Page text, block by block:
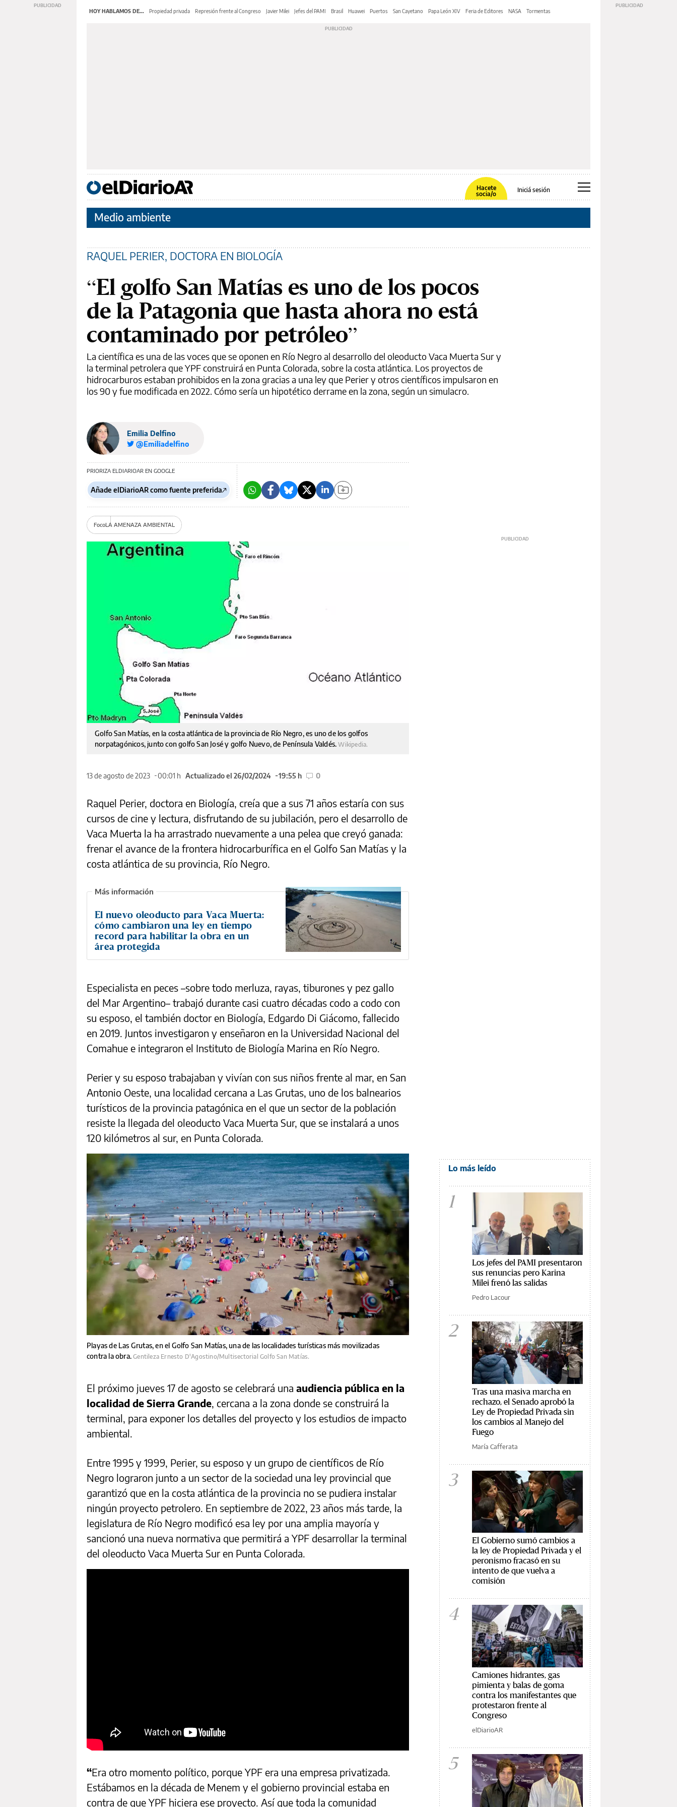
HOY HABLAMOS DE... Propiedad privada Represión frente al Congreso Javier Milei Jefes del PAMI Brasil Huawei Puertos San Cayetano Papa León XIV Feria de Editores NASA Tormentas
Hacete
socia/o
Iniciá sesión
Medio ambiente
RAQUEL PERIER, DOCTORA EN BIOLOGÍA
“El golfo San Matías es uno de los pocos
de la Patagonia que hasta ahora no está
contaminado por petróleo”
La científica es una de las voces que se oponen en Río Negro al desarrollo del oleoducto Vaca Muerta Sur y
la terminal petrolera que YPF construirá en Punta Colorada, sobre la costa atlántica. Los proyectos de
hidrocarburos estaban prohibidos en la zona gracias a una ley que Perier y otros científicos impulsaron en
los 90 y fue modificada en 2022. Cómo sería un hipotético derrame en la zona, según un simulacro.
Emilia Delfino
@Emiliadelfino
PRIORIZA ELDIARIOAR EN GOOGLE
Añade elDiarioAR como fuente preferida
FocoLA AMENAZA AMBIENTAL
Golfo San Matías, en la costa atlántica de la provincia de Río Negro, es uno de los golfos
norpatagónicos, junto con golfo San José y golfo Nuevo, de Península Valdés.Wikipedia.
13 de agosto de 2023 00:01 h Actualizado el 26/02/2024 19:55 h 0
Raquel Perier, doctora en Biología, creía que a sus 71 años estaría con sus
cursos de cine y lectura, disfrutando de su jubilación, pero el desarrollo de
Vaca Muerta la ha arrastrado nuevamente a una pelea que creyó ganada:
frenar el avance de la frontera hidrocarburífica en el Golfo San Matías y la
costa atlántica de su provincia, Río Negro.
El nuevo oleoducto para Vaca Muerta:
cómo cambiaron una ley en tiempo
record para habilitar la obra en un
área protegida
Especialista en peces –sobre todo merluza, rayas, tiburones y pez gallo
del Mar Argentino– trabajó durante casi cuatro décadas codo a codo con
su esposo, el también doctor en Biología, Edgardo Di Giácomo, fallecido
en 2019. Juntos investigaron y enseñaron en la Universidad Nacional del
Comahue e integraron el Instituto de Biología Marina en Río Negro.
Perier y su esposo trabajaban y vivían con sus niños frente al mar, en San
Antonio Oeste, una localidad cercana a Las Grutas, uno de los balnearios
turísticos de la provincia patagónica en el que un sector de la población
resiste la llegada del oleoducto Vaca Muerta Sur, que se instalará a unos
120 kilómetros al sur, en Punta Colorada.
Playas de Las Grutas, en el Golfo San Matías, una de las localidades turísticas más movilizadas
contra la obra.Gentileza Ernesto D'Agostino/Multisectorial Golfo San Matías.
El próximo jueves 17 de agosto se celebrará una audiencia pública en la
localidad de Sierra Grande, cercana a la zona donde se construirá la
terminal, para exponer los detalles del proyecto y los estudios de impacto
ambiental.
Entre 1995 y 1999, Perier, su esposo y un grupo de científicos de Río
Negro lograron junto a un sector de la sociedad una ley provincial que
garantizó que en la costa atlántica de la provincia no se pudiera instalar
ningún proyecto petrolero. En septiembre de 2022, 23 años más tarde, la
legislatura de Río Negro modificó esa ley por una amplia mayoría y
sancionó una nueva normativa que permitirá a YPF desarrollar la terminal
del oleoducto Vaca Muerta Sur en Punta Colorada.
“Era otro momento político, porque YPF era una empresa privatizada.
Estábamos en la década de Menem y el gobierno provincial estaba en
contra de que YPF hiciera ese proyecto. Así que toda la comunidad
Lo más leído
1
Los jefes del PAMI presentaron
sus renuncias pero Karina
Milei frenó las salidas
Pedro Lacour
2
Tras una masiva marcha en
rechazo, el Senado aprobó la
Ley de Propiedad Privada sin
los cambios al Manejo del
Fuego
María Cafferata
3
El Gobierno sumó cambios a
la ley de Propiedad Privada y el
peronismo fracasó en su
intento de que vuelva a
comisión
4
Camiones hidrantes, gas
pimienta y balas de goma
contra los manifestantes que
protestaron frente al
Congreso
elDiarioAR
5